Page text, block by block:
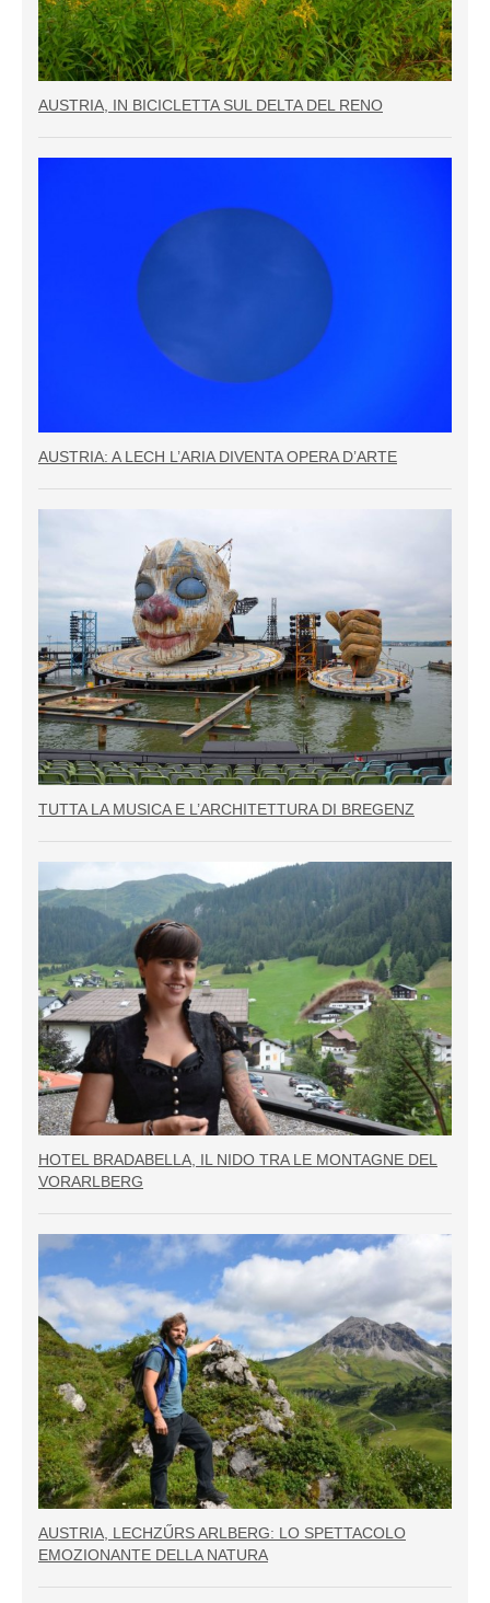
AUSTRIA, IN BICICLETTA SUL DELTA DEL RENO
AUSTRIA: A LECH L’ARIA DIVENTA OPERA D’ARTE
TUTTA LA MUSICA E L’ARCHITETTURA DI BREGENZ
HOTEL BRADABELLA, IL NIDO TRA LE MONTAGNE DEL
VORARLBERG
AUSTRIA, LECHZŰRS ARLBERG: LO SPETTACOLO
EMOZIONANTE DELLA NATURA